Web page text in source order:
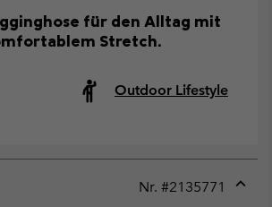
für den Alltag mit
Stretch.
Outdoor Lifestyle
Nr. #2135771